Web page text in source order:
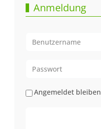
Anmeldung
Angemeldet bleiben